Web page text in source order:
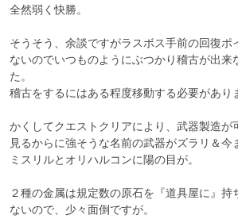
全然弱く快勝。
そうそう、余談ですがラスボス手前の回復ポ
ないのでいつものようにぶつかり稽古が出来
た。
稽古をするにはある程度移動する必要があり
かくしてクエストクリアにより、武器製造が
見るからに強そうな名前の武器がズラリ＆今
ミスリルとオリハルコンに陽の目が。
２種の金属は規定数の原石を『道具屋に』持
ないので、少々面倒ですが。